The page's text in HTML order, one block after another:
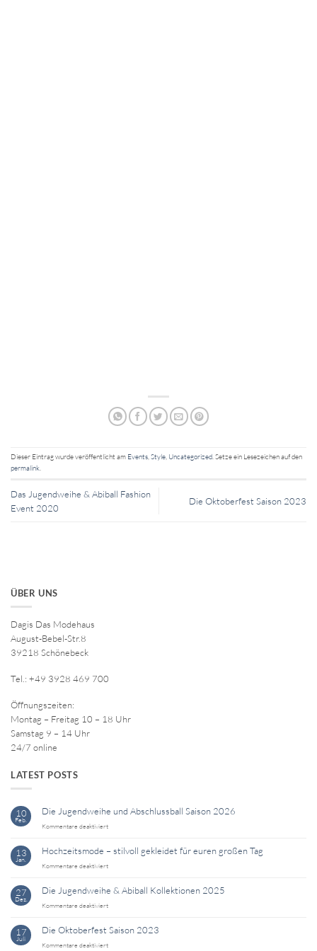
Dieser Eintrag wurde veröffentlicht am Events,Style, Uncategorized. Setze ein Lesezeichen auf den
permalink.
Das Jugendweihe & Abiball Fashion
Event 2020
Die Oktoberfest Saison 2023
ÜBER UNS
Dagis Das Modehaus
August-Bebel-Str.8
39218 Schönebeck
Tel.: +49 3928 469 700
Öffnungszeiten:
Montag – Freitag 10 – 18 Uhr
Samstag 9 – 14 Uhr
24/7 online
LATEST POSTS
10
Feb.
Die Jugendweihe und Abschlussball Saison 2026
Kommentare deaktiviertfür
und
Abschlussball
13
Jan.
Hochzeitsmode – stilvoll gekleidet für euren großen Tag
Kommentare deaktiviertfür
stilvoll
gekleidet
großen
Tag
27
Dez.
Die Jugendweihe & Abiball Kollektionen 2025
Kommentare deaktiviertfür
&
Abiball
17
Juli
Die Oktoberfest Saison 2023
Kommentare deaktiviertfür